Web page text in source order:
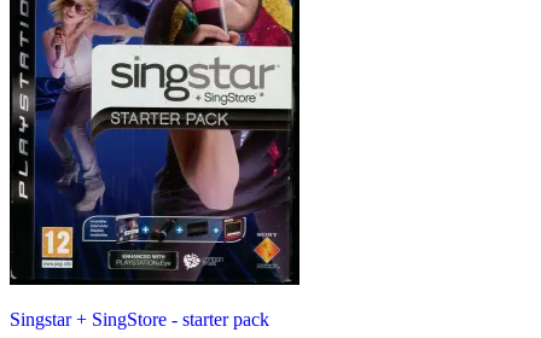
Singstar + SingStore - starter pack